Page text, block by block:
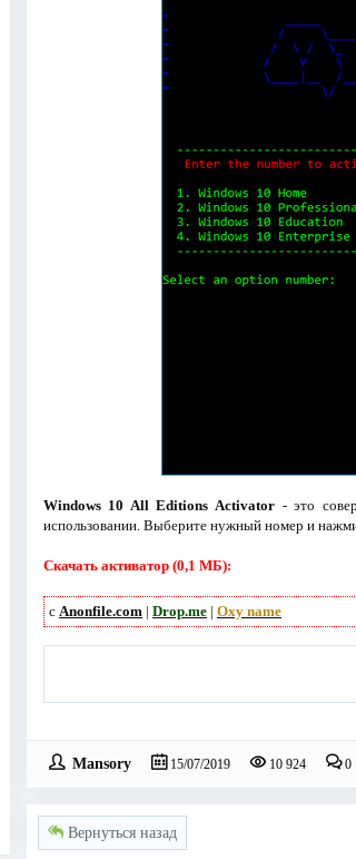
Windows 10 All Editions Activator - это
использовании. Выберите нужный номер и
Скачать активатор (0,1 МБ):
с Anonfile.com | Drop.me| Oxy name
Mansory 15/07/2019 10 924 0
Вернуться назад